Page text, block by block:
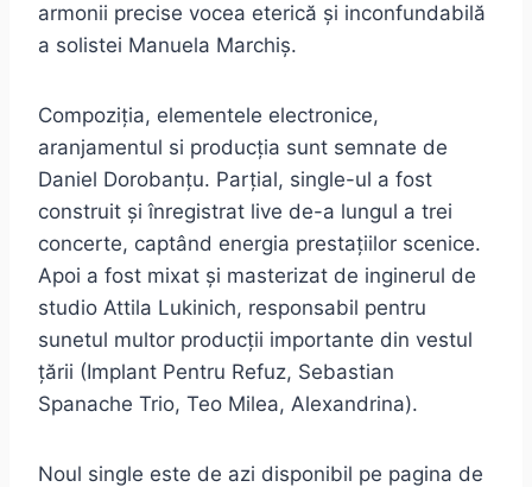
armonii precise vocea eterică și inconfundabilă
a solistei Manuela Marchiș.
Compoziția, elementele electronice,
aranjamentul si producția sunt semnate de
Daniel Dorobanțu. Parțial, single-ul a fost
construit și înregistrat live de-a lungul a trei
concerte, captând energia prestațiilor scenice.
Apoi a fost mixat și masterizat de inginerul de
studio Attila Lukinich, responsabil pentru
sunetul multor producții importante din vestul
țării (Implant Pentru Refuz, Sebastian
Spanache Trio, Teo Milea, Alexandrina).
Noul single este de azi disponibil pe pagina de